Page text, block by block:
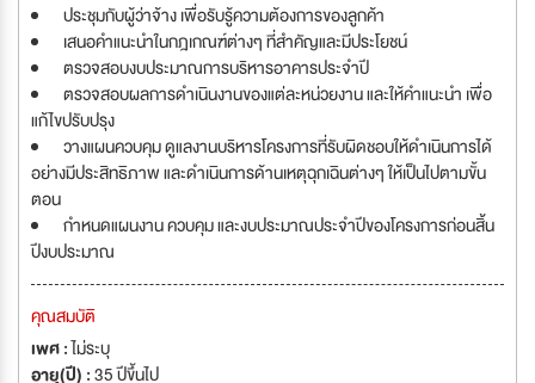
ประชุมกับผู้ว่าจ้าง เพื่อรับรู้ความต้องการของลูกค้า
เสนอคำแนะนำในกฎเกณฑ์ต่างๆ ที่สำคัญและมีประโยชน์
ตรวจสอบงบประมาณการบริหารอาคารประจำปี
ตรวจสอบผลการดำเนินงานของแต่ละหน่วยงาน และให้คำแนะนำ เพื่อ
แก้ไขปรับปรุง
วางแผนควบคุม ดูแลงานบริหารโครงการที่รับผิดชอบให้ดำเนินการได้
อย่างมีประสิทธิภาพ และดำเนินการด้านเหตุฉุกเฉินต่างๆ ให้เป็นไปตามขั้น
ตอน
กำหนดแผนงาน ควบคุม และงบประมาณประจำปีของโครงการก่อนสิ้น
ปีงบประมาณ
คุณสมบัติ
เพศ :ไม่ระบุ
อายุ(ปี) :35 ปีขึ้นไป